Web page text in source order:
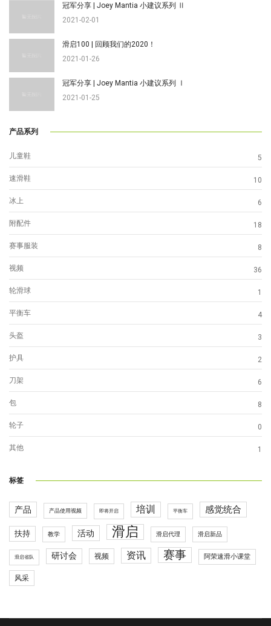
冠军分享 | Joey Mantia 小建议系列 Ⅱ
2021-02-01
滑启100 | 回顾我们的2020！
2021-01-26
冠军分享 | Joey Mantia 小建议系列 Ⅰ
2021-01-25
产品系列
儿童鞋 5
速滑鞋 10
冰上 6
附配件 18
赛事服装 8
视频 36
轮滑球 1
平衡车 4
头盔 3
护具 2
刀架 6
包 8
轮子 0
其他 1
标签
产品 产品使用视频 即将开启 培训 平衡车 感觉统合
扶持 教学 活动 滑启 滑启代理 滑启新品
滑启省队 研讨会 视频 资讯 赛事 阿荣速滑小课堂
风采